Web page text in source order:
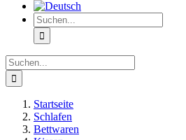
Suche
nach:
Suche
nach:
Startseite
Schlafen
Bettwaren